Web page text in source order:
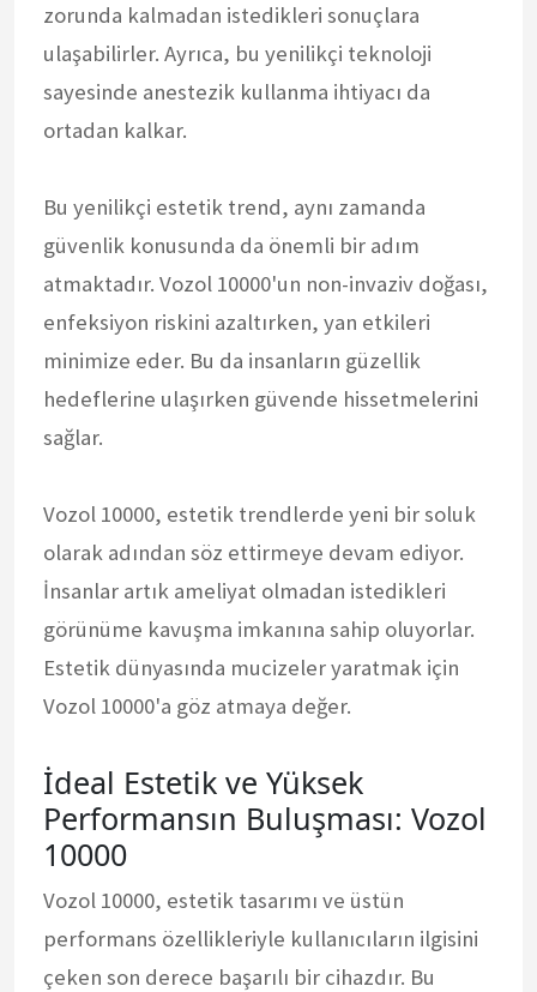
zorunda kalmadan istedikleri sonuçlara
ulaşabilirler. Ayrıca, bu yenilikçi teknoloji
sayesinde anestezik kullanma ihtiyacı da
ortadan kalkar.
Bu yenilikçi estetik trend, aynı zamanda
güvenlik konusunda da önemli bir adım
atmaktadır. Vozol 10000'un non-invaziv doğası,
enfeksiyon riskini azaltırken, yan etkileri
minimize eder. Bu da insanların güzellik
hedeflerine ulaşırken güvende hissetmelerini
sağlar.
Vozol 10000, estetik trendlerde yeni bir soluk
olarak adından söz ettirmeye devam ediyor.
İnsanlar artık ameliyat olmadan istedikleri
görünüme kavuşma imkanına sahip oluyorlar.
Estetik dünyasında mucizeler yaratmak için
Vozol 10000'a göz atmaya değer.
İdeal Estetik ve Yüksek
Performansın Buluşması: Vozol
10000
Vozol 10000, estetik tasarımı ve üstün
performans özellikleriyle kullanıcıların ilgisini
çeken son derece başarılı bir cihazdır. Bu